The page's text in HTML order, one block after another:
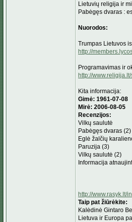
Lietuvių religija ir
Pabėgęs dvaras :
Nuorodos:
Trumpas Lietuvos
http://
Programavimas ir
http://
Kita informacija:
Gimė: 1961-07-08
Mirė: 2006-08-05
Recenzijos:
Vilkų saulutė
Pabėgęs dvaras (2)
Eglė žalčių
Paruzija (3)
Vilkų saulutė (2)
Informacija
http://www.rasyk.lt/
Taip pat žiūrėkite:
Kalėdinė Gintaro
Lietuva ir Europa